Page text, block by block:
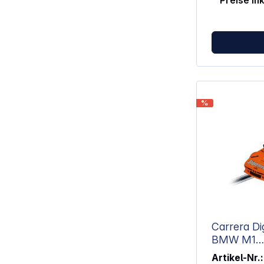
%
Carrera Digital
BMW M1
Artikel-Nr.: